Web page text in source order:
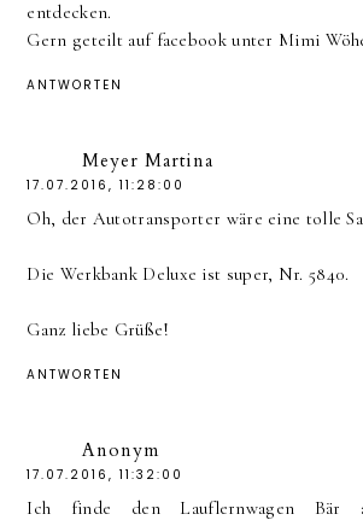
entdecken.
Gern geteilt auf facebook unter Mimi
ANTWORTEN
Meyer Martina
17.07.2016, 11:28:00
Oh, der Autotransporter wäre eine tolle
Die Werkbank Deluxe ist super, Nr. 5840.
Ganz liebe Grüße!
ANTWORTEN
Anonym
17.07.2016, 11:32:00
Ich finde den Lauflernwagen Bär